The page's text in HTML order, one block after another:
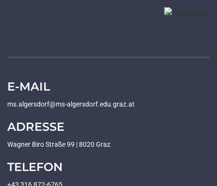
E-MAIL
ms.algersdorf@ms-algersdorf.edu.graz.at
ADRESSE
Wagner Biro Straße 99 | 8020 Graz
TELEFON
+43 316 872-6765